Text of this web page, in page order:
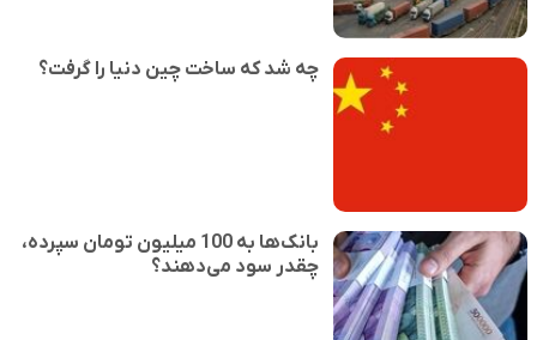
چه شد که ساخت چین دنیا را گرفت؟
بانک‌ها به 100 میلیون تومان سپرده،
چقدر سود می‌دهند؟